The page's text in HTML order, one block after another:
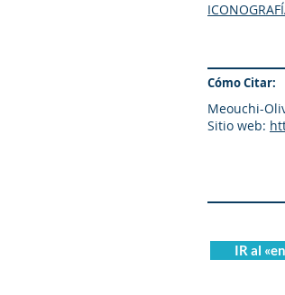
Cómo Citar:
Meouchi-
Sitio web:
IR al